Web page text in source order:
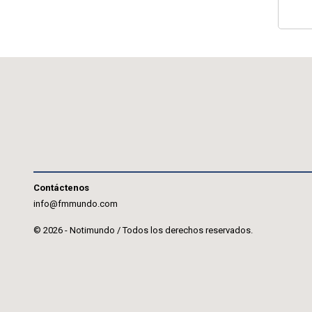
Contáctenos
info@fmmundo.com
© 2026 - Notimundo / Todos los derechos reservados.